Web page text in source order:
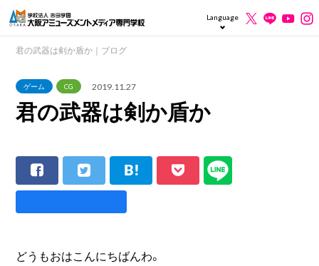
Language
君の武器は剣か盾か｜ブログ
ゲーム CG 2019.11.27
君の武器は剣か盾か
どうもおはこんにちばんわ。